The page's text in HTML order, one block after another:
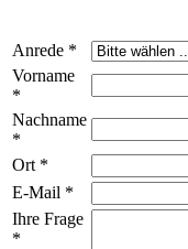
Anrede *
Vorname
*
Nachname
*
Ort *
E-Mail *
Ihre Frage
*